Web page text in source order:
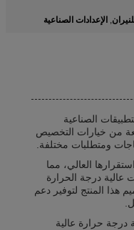
, الإعدادات الصناعية
الصناعية
من خيارات التخصيص
ومتطلبات مختلفة.
العالي، مما
عالية درجة الحرارة
هذا المنتج لتوفير دعم
حرارة عالية